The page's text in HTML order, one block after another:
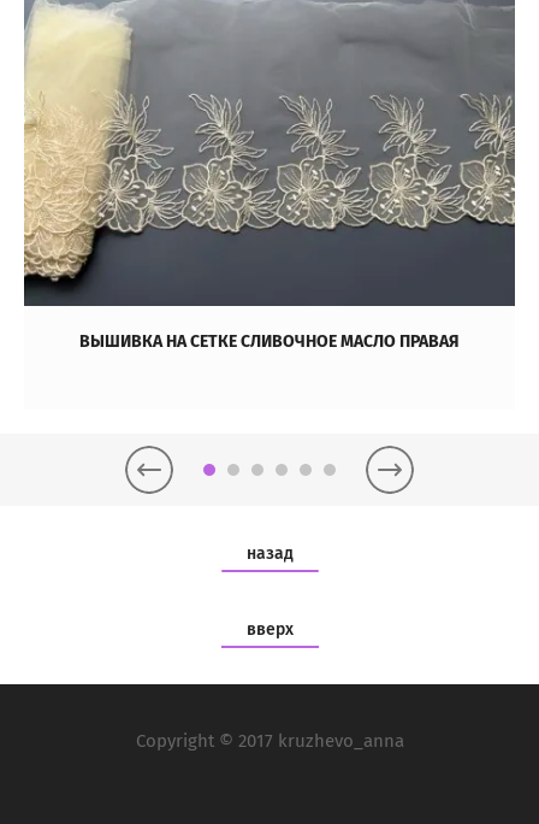
ВЫШИВКА НА СЕТКЕ СЛИВОЧНОЕ МАСЛО ПРАВАЯ
назад
вверх
Copyright © 2017 kruzhevo_anna